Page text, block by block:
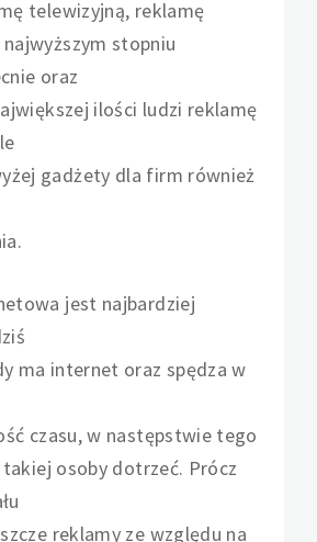
telewizyjną, reklamę
stopniu
oraz
ilości ludzi reklamę
gadżety dla firm również
jest najbardziej
ma internet oraz spędza w
czasu, w następstwie tego
osoby dotrzeć. Prócz
reklamy ze względu na